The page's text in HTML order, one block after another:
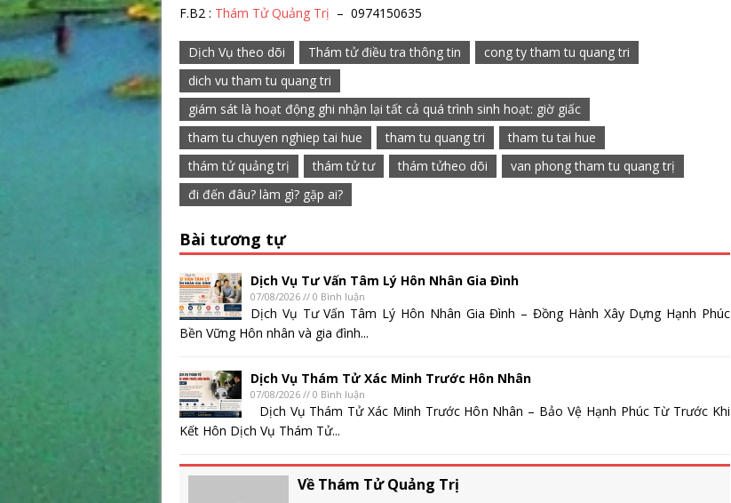
F.B2 : Thám Tử Quảng Trị – 0974150635
Dịch Vụ theo dõi Thám tử điều tra thông tin
cong ty tham tu quang tri
dich vu tham tu quang tri
giám sát là hoạt động ghi nhận lại tất cả quá trình sinh hoạt: giờ giấc
tham tu chuyen nghiep tai hue
tham tu quang tri
tham tu tai hue
thám tử quảng trị
thám tử tư thám tửheo dõi
van phong tham tu quang trị
đi đến đâu? làm gì? gặp ai?
Bài tương tự
Dịch Vụ Tư Vấn Tâm Lý Hôn Nhân Gia Đình
07/08/2026 // 0 Bình luận
Dịch Vụ Tư Vấn Tâm Lý Hôn Nhân Gia Đình – Đồng Hành Xây Dựng Hạnh Phúc
Bền Vững Hôn nhân và gia đình...
Dịch Vụ Thám Tử Xác Minh Trước Hôn Nhân
07/08/2026 // 0 Bình luận
Dịch Vụ Thám Tử Xác Minh Trước Hôn Nhân – Bảo Vệ Hạnh Phúc Từ Trước Khi
Kết Hôn Dịch Vụ Thám Tử...
Về Thám Tử Quảng Trị